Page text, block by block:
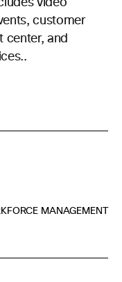
video
customer
center, and
MANAGEMENT